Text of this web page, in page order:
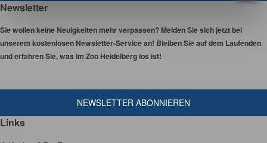
Newsletter
Sie wollen keine Neuigkeiten mehr verpassen? Melden Sie sich jetzt bei
unserem kostenlosen Newsletter-Service an! Bleiben Sie auf dem Laufenden
und erfahren Sie, was im Zoo Heidelberg los ist!
NEWSLETTER ABONNIEREN
Links